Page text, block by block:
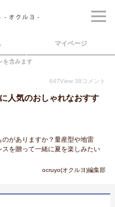
マイページ
を含みます
647View 38 コメント
人気のおしゃれなおすす
がありますか？量産型や地雷
を贈って一緒に夏を楽しみたい
ocruyo(オクルヨ)編集部